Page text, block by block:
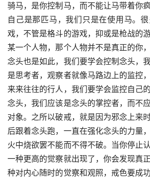
骑马，是你控制马，而不能让马带着你
自己是那匹马，我们只是在使用马。
戏，不管是格斗的游戏，抑或是枪战的
某一个人物，那个人物并不是真正的你
念头也是如此，我们要学会控制念头，
是思考者，观察者就像马路边上的监控
来来往往的行人，我们要学会监控自己
念头，我们应该是念头的掌控者，而不
对象。之所以破戒，就是因为邪念上来
后跟着念头跑，一直在强化念头的力量
火中烧欲罢不能而不得不破。当你停止
一种更高的觉察就出现了，你会发现真
种对内心随时的觉察和观照，戒色要成